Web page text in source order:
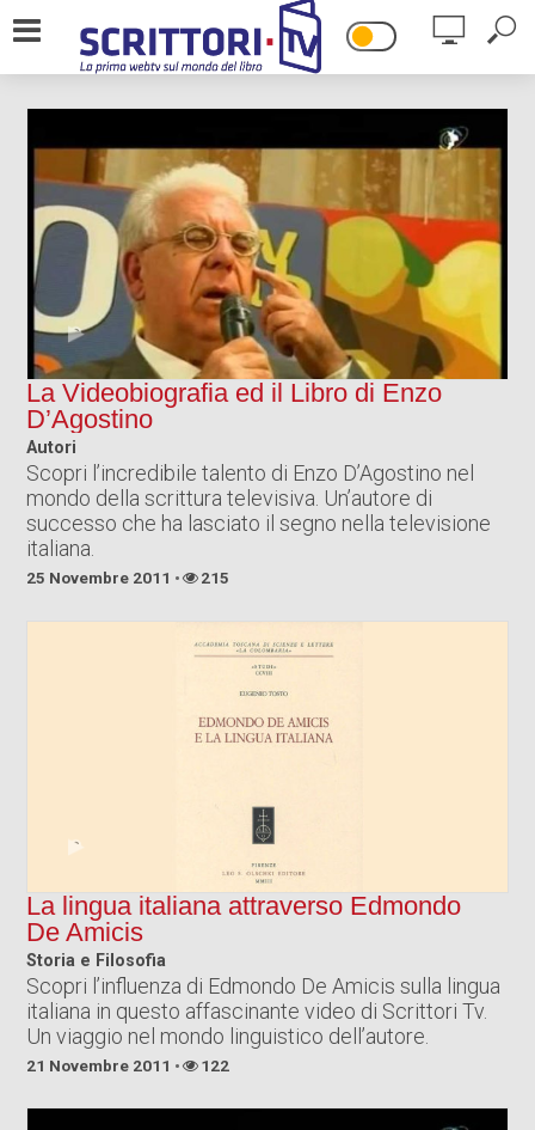
HOME
IL PROGETTO
DICONO DI NOI
CONTATTI
La Videobiografia ed il Libro di Enzo
D’Agostino
Autori
Scopri l’incredibile talento di Enzo D’Agostino nel
mondo della scrittura televisiva. Un’autore di
successo che ha lasciato il segno nella televisione
italiana.
25 Novembre 2011 215
La lingua italiana attraverso Edmondo
De Amicis
Storia e Filosofia
Scopri l’influenza di Edmondo De Amicis sulla lingua
italiana in questo affascinante video di Scrittori Tv.
Un viaggio nel mondo linguistico dell’autore.
21 Novembre 2011 122